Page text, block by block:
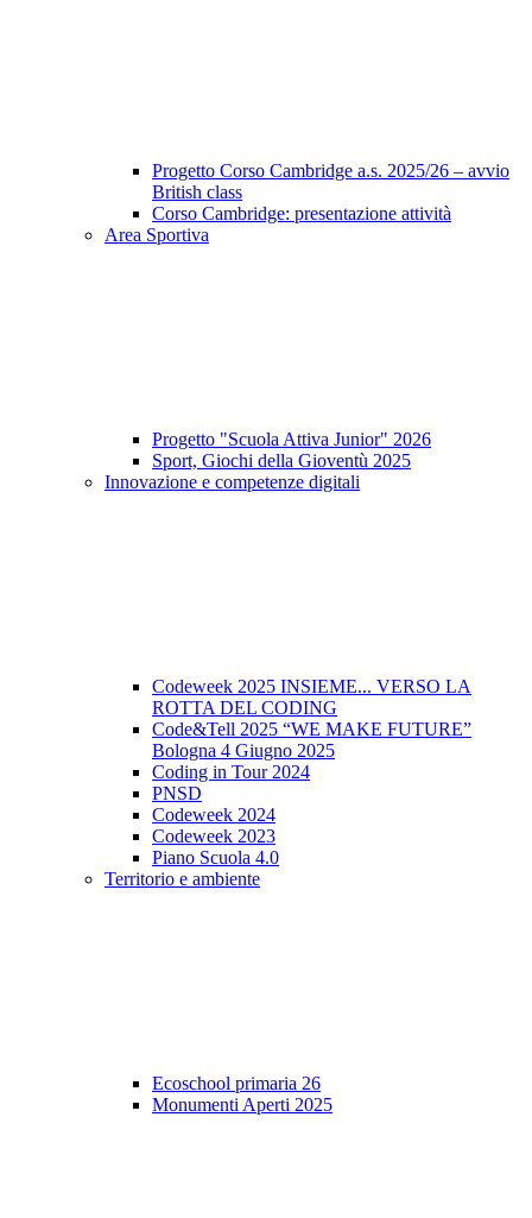
Progetto Corso Cambridge a.s. 2025/26 – avvio
British class
Corso Cambridge: presentazione attività
Area Sportiva
Progetto "Scuola Attiva Junior" 2026
Sport, Giochi della Gioventù 2025
Innovazione e competenze digitali
Codeweek 2025 INSIEME... VERSO LA
ROTTA DEL CODING
Code&Tell 2025 “WE MAKE FUTURE”
Bologna 4 Giugno 2025
Coding in Tour 2024
PNSD
Codeweek 2024
Codeweek 2023
Piano Scuola 4.0
Territorio e ambiente
Ecoschool primaria 26
Monumenti Aperti 2025